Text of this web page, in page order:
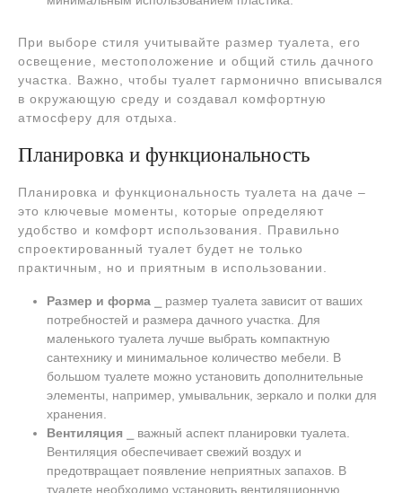
При выборе стиля учитывайте размер туалета, его
освещение, местоположение и общий стиль дачного
участка. Важно, чтобы туалет гармонично вписывался
в окружающую среду и создавал комфортную
атмосферу для отдыха.
Планировка и функциональность
Планировка и функциональность туалета на даче –
это ключевые моменты, которые определяют
удобство и комфорт использования. Правильно
спроектированный туалет будет не только
практичным, но и приятным в использовании.
Размер и форма ⎯ размер туалета зависит от ваших
потребностей и размера дачного участка. Для
маленького туалета лучше выбрать компактную
сантехнику и минимальное количество мебели. В
большом туалете можно установить дополнительные
элементы, например, умывальник, зеркало и полки для
хранения.
Вентиляция ⎯ важный аспект планировки туалета.
Вентиляция обеспечивает свежий воздух и
предотвращает появление неприятных запахов. В
туалете необходимо установить вентиляционную